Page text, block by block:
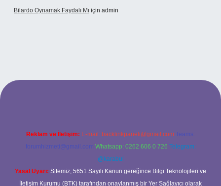
Bilardo Oynamak Faydalı Mı için admin
Reklam ve İletişim: E-mail: backlinkpaneli@gmail.com Teams:
forumhizmeti@gmail.com Whatsapp: 0262 606 0 726 Telegram:
@karabul
Yasal Uyarı: Sitemiz, 5651 Sayılı Kanun gereğince Bilgi Teknolojileri ve
İletişim Kurumu (BTK) tarafından onaylanmış bir Yer Sağlayıcı olarak